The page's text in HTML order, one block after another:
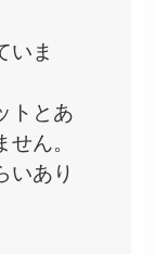
いま
トとあ
ん。
いあり